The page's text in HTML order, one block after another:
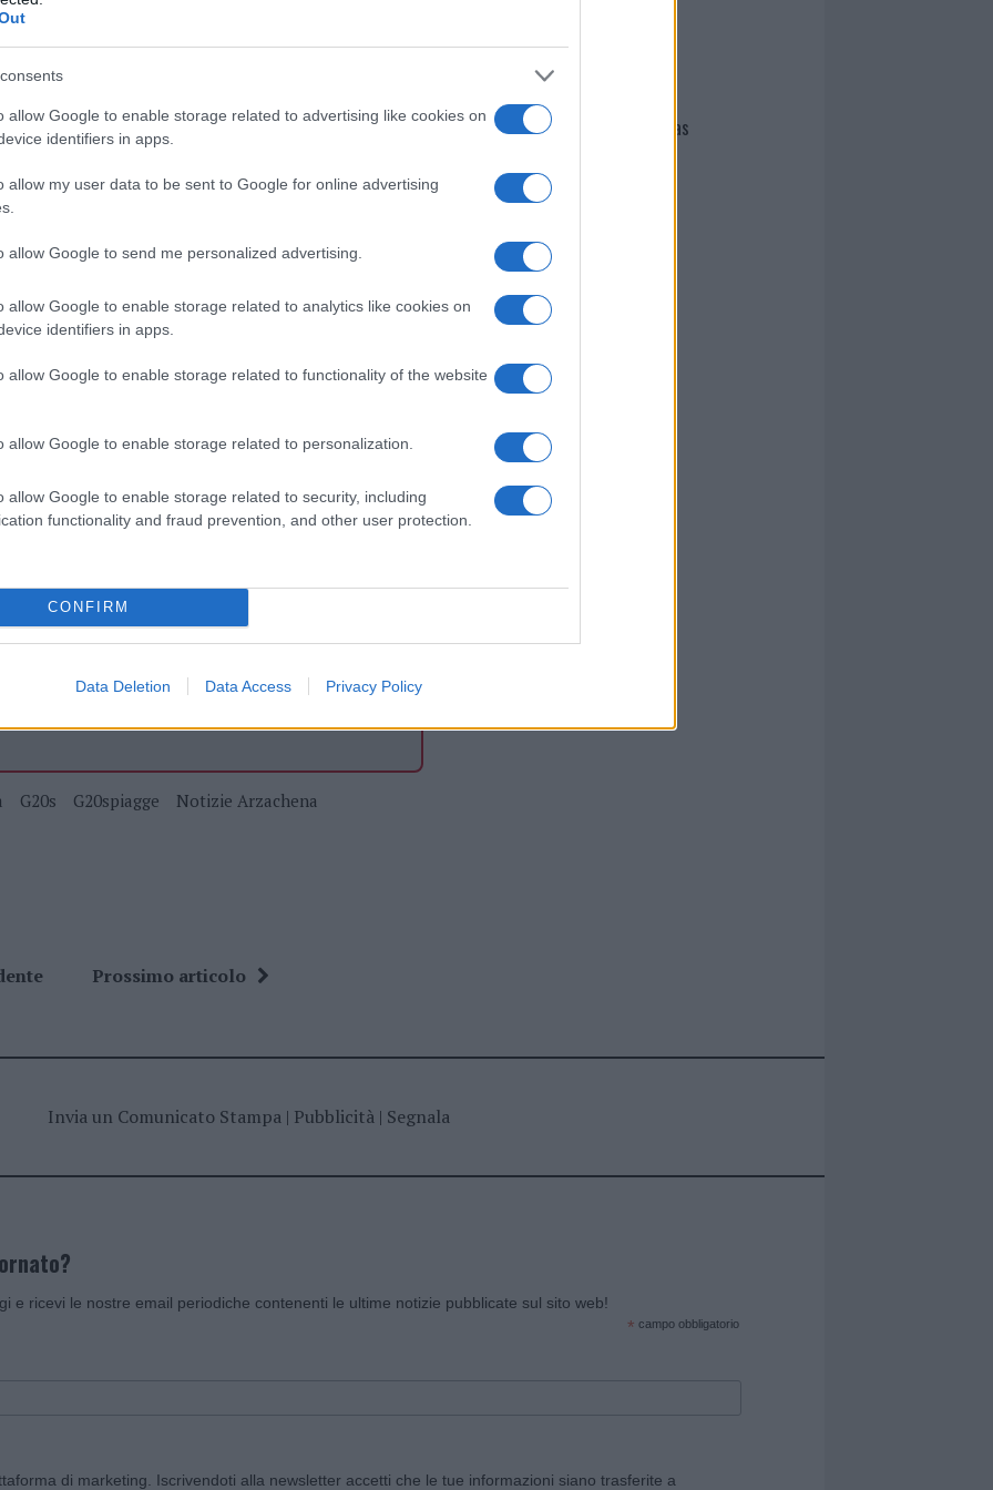
allow Google to enable storage related to advertising like cookies on
identifiers in apps.
allow my user data to be sent to Google for online advertising
allow Google to send me personalized advertising.
allow Google to enable storage related to analytics like cookies on
identifiers in apps.
allow Google to enable storage related to functionality of the website
allow Google to enable storage related to personalization.
allow Google to enable storage related to security, including
functionality and fraud prevention, and other user protection.
CONFIRM
Data Deletion Data Access Privacy Policy
un sistema più efficiente.
e durante questa edizione di Arzachena ne
Roberto Ragnedda, sindaco di Arzachena – .
sono molteplici, e la presenza dei
di tante delegazioni e l’interesse mostrato
necessario alla gestione ottimale delle
con qualità alle esigenze di turisti e
contempo, vogliamo sviluppare il
forza ai nostri imprenditori nell’ottica
tutela delle coste”.
nella sezioneLogin
dal menù del sito o
G20s G20spiagge Notizie Arzachena
Prossimo articolo
Giovannimaria Cabras
Invia un Comunicato Stampa| Pubblicità| Segnala
e ricevi le nostre email periodiche contenenti le ultime notizie pubblicate sul sito web!
* campo obbligatorio
di marketing. Iscrivendoti alla newsletter accetti che le tue informazioni siano trasferite a